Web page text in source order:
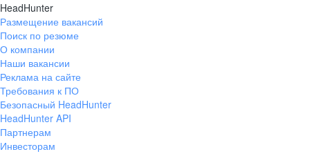
HeadHunter
Размещение вакансий
Поиск по резюме
О компании
Наши вакансии
Реклама на сайте
Требования к ПО
Безопасный HeadHunter
HeadHunter API
Партнерам
Инвесторам